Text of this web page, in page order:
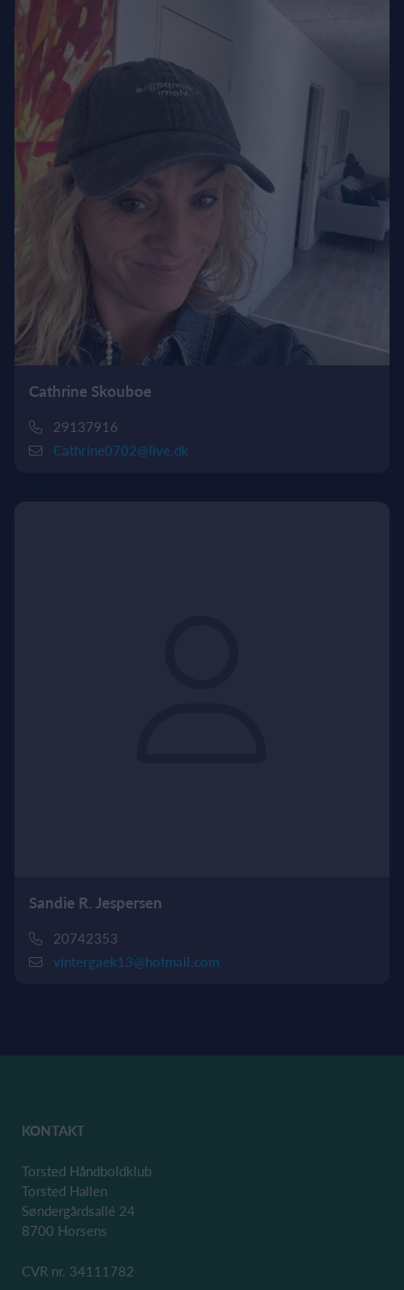
Cathrine Skouboe
29137916
Cathrine0702@live.dk
Sandie R. Jespersen
20742353
vintergaek13@hotmail.com
KONTAKT
Torsted Håndboldklub
Torsted Hallen
Søndergårdsallé 24
8700 Horsens
CVR nr. 34111782